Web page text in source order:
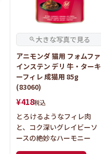
アニモンダ 猫用 フォムファ
インステン デリ 牛・ターキ
ーフィレ 成猫用 85g
(83060)
¥418税込
とろけるようなフィレ肉
と、コク深いグレイビーソ
ースの絶妙なハーモニー